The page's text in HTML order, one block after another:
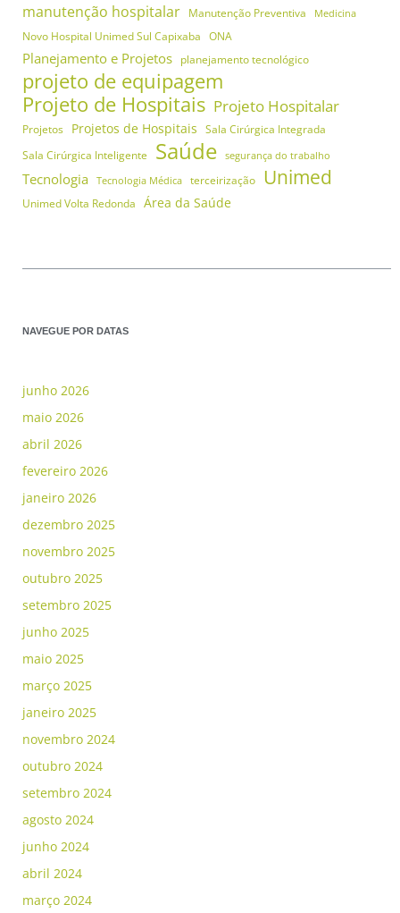
manutenção hospitalar Manutenção Preventiva Medicina
Novo Hospital Unimed Sul Capixaba ONA
Planejamento e Projetos planejamento tecnológico
projeto de equipagem
Projeto de Hospitais Projeto Hospitalar
Projetos Projetos de Hospitais Sala Cirúrgica Integrada
Sala Cirúrgica Inteligente
Saúde segurança do trabalho
Tecnologia Tecnologia Médica terceirização Unimed
Unimed Volta Redonda Área da Saúde
NAVEGUE POR DATAS
junho 2026
maio 2026
abril 2026
fevereiro 2026
janeiro 2026
dezembro 2025
novembro 2025
outubro 2025
setembro 2025
junho 2025
maio 2025
março 2025
janeiro 2025
novembro 2024
outubro 2024
setembro 2024
agosto 2024
junho 2024
abril 2024
março 2024